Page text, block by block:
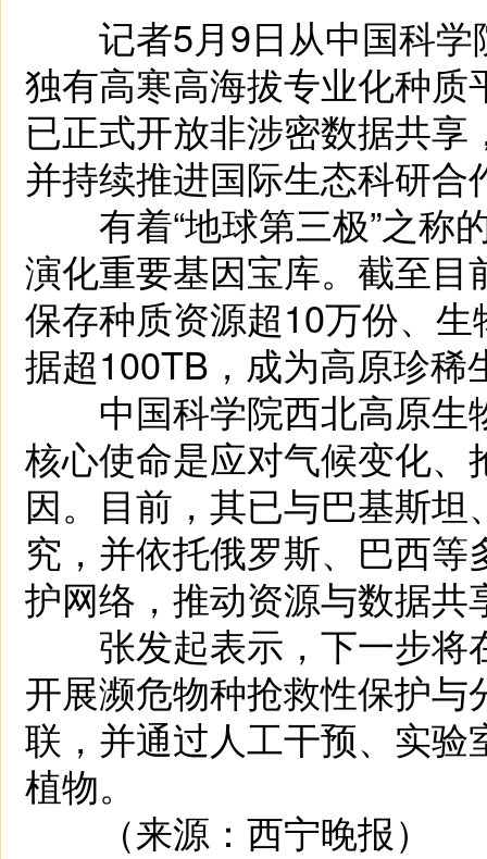
记者5月9日从中国科学
独有高寒高海拔专业化种
已正式开放非涉密数据共
并持续推进国际生态科研
有着“地球第三极”之称
演化重要基因宝库。截至
保存种质资源超10万份、
据超100TB，成为高原珍稀
中国科学院西北高原生
核心使命是应对气候变化
因。目前，其已与巴基斯
究，并依托俄罗斯、巴西
护网络，推动资源与数据共
张发起表示，下一步将
开展濒危物种抢救性保护
联，并通过人工干预、实
植物。
（来源：西宁晚报）